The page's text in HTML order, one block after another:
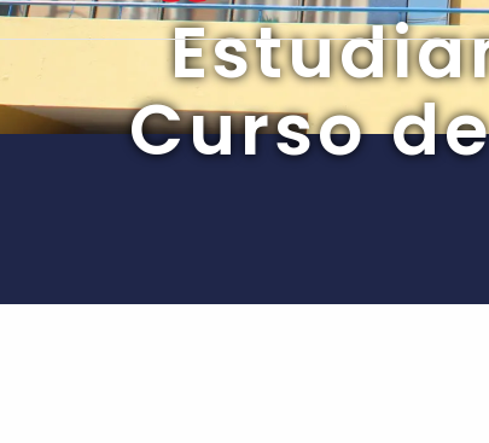
Curso